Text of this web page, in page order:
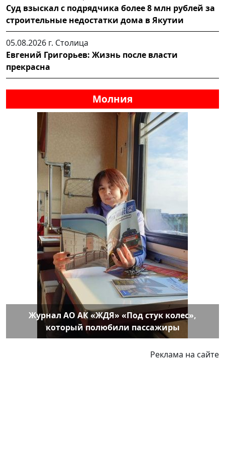
Суд взыскал с подрядчика более 8 млн рублей за
строительные недостатки дома в Якутии
05.08.2026 г. Столица
Евгений Григорьев: Жизнь после власти
прекрасна
Молния
Журнал АО АК «ЖДЯ» «Под стук колес»,
который полюбили пассажиры
Реклама на сайте